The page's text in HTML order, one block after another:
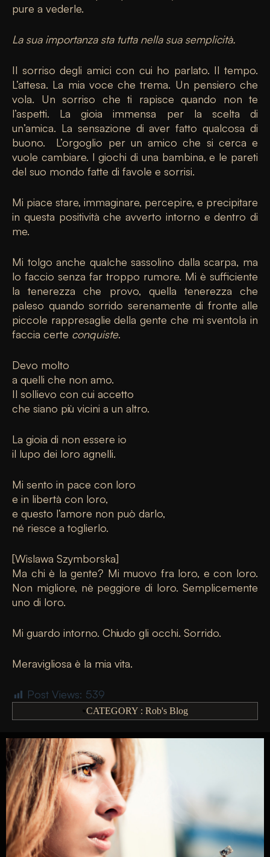
pure a vederle.
La sua importanza sta tutta nella sua semplicità.
Il sorriso degli amici con cui ho parlato. Il tempo.
L’attesa. La mia voce che trema. Un pensiero che
vola. Un sorriso che ti rapisce quando non te
l’aspetti. La gioia immensa per la scelta di
un’amica. La sensazione di aver fatto qualcosa di
buono. L’orgoglio per un amico che si cerca e
vuole cambiare. I giochi di una bambina, e le pareti
del suo mondo fatte di favole e sorrisi.
Mi piace stare, immaginare, percepire, e precipitare
in questa positività che avverto intorno e dentro di
me.
Mi tolgo anche qualche sassolino dalla scarpa, ma
lo faccio senza far troppo rumore. Mi è sufficiente
la tenerezza che provo, quella tenerezza che
paleso quando sorrido serenamente di fronte alle
piccole rappresaglie della gente che mi sventola in
faccia certe conquiste.
Devo molto
a quelli che non amo.
Il sollievo con cui accetto
che siano più vicini a un altro.
La gioia di non essere io
il lupo dei loro agnelli.
Mi sento in pace con loro
e in libertà con loro,
e questo l’amore non può darlo,
né riesce a toglierlo.
[Wislawa Szymborska]
Ma chi è la gente? Mi muovo fra loro, e con loro.
Non migliore, nè peggiore di loro. Semplicemente
uno di loro.
Mi guardo intorno. Chiudo gli occhi. Sorrido.
Meravigliosa è la mia vita.
Post Views: 539
CATEGORY : Rob's Blog